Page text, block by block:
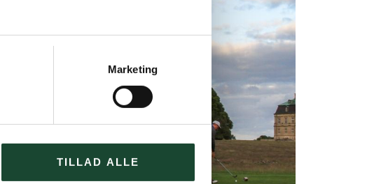
Marketing
TILLAD ALLE